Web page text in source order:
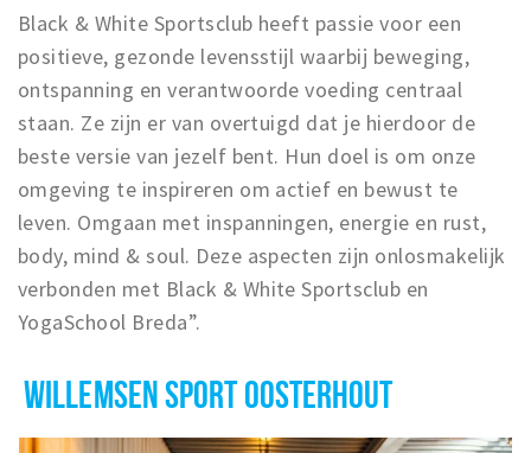
Black & White Sportsclub heeft passie voor een
positieve, gezonde levensstijl waarbij beweging,
ontspanning en verantwoorde voeding centraal
staan. Ze zijn er van overtuigd dat je hierdoor de
beste versie van jezelf bent. Hun doel is om onze
omgeving te inspireren om actief en bewust te
leven. Omgaan met inspanningen, energie en rust,
body, mind & soul. Deze aspecten zijn onlosmakelijk
verbonden met Black & White Sportsclub en
YogaSchool Breda”.
WILLEMSEN SPORT OOSTERHOUT